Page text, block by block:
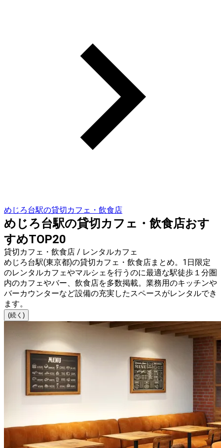
めじろ台駅の貸切カフェ・飲食店
めじろ台駅の貸切カフェ・飲食店おす
すめTOP20
貸切カフェ・飲食店 / レンタルカフェ
めじろ台駅(東京都)の貸切カフェ・飲食店まとめ。1日限定
のレンタルカフェやマルシェを行うのに最適な駅徒歩１分圏
内のカフェやバー、飲食店を多数掲載。業務用のキッチンや
バーカウンターなど設備の充実したスペースがレンタルでき
ます。
(続く)